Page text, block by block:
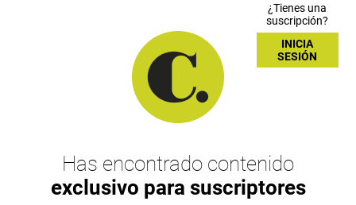
¿Tienes una
suscripción?
INICIA
SESIÓN
Has encontrado contenido
exclusivo para suscriptores